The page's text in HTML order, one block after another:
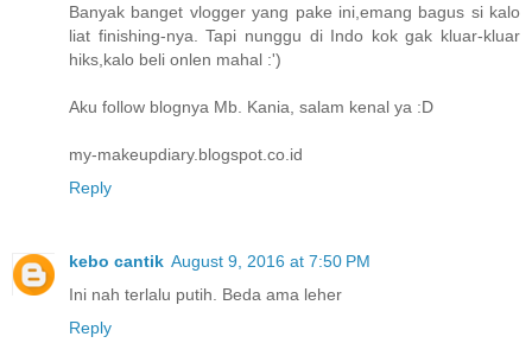
Banyak banget vlogger yang pake ini,emang bagus si kalo
liat finishing-nya. Tapi nunggu di Indo kok gak kluar-kluar
hiks,kalo beli onlen mahal :')
Aku follow blognya Mb. Kania, salam kenal ya :D
my-makeupdiary.blogspot.co.id
Reply
kebo cantik August 9, 2016 at 7:50 PM
Ini nah terlalu putih. Beda ama leher
Reply